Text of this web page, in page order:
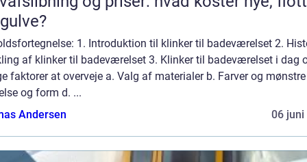
1. Introduktion til klinker til badeværelset 2.
af klinker til badeværelset 3. Klinker til badeværelset i dag
faktorer at overveje a. Valg af materialer b. Farver og
og form d. ...
Andersen
06 juni